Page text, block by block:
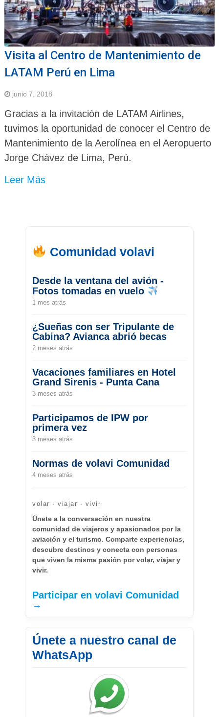
Visita al Centro de Mantenimiento de
LATAM Perú en Lima
junio 7, 2018
Gracias a la invitación de LATAM Airlines,
tuvimos la oportunidad de conocer el Centro de
Mantenimiento de la Aerolínea en el Aeropuerto
Jorge Chávez de Lima, Perú.
Leer Más
Comunidad volavi
Desde la ventana del avión -
Fotos tomadas en vuelo
1 mes atrás
¿Sueñas con ser Tripulante de
Cabina? Avianca abrió becas
2 meses atrás
Vacaciones familiares en Hotel
Grand Sirenis - Punta Cana
3 meses atrás
Participamos de IPW por
primera vez
3 meses atrás
Normas de volavi Comunidad
4 meses atrás
volar · viajar · vivir
Únete a la conversación en nuestra
comunidad de viajeros y apasionados por la
aviación y el turismo. Comparte experiencias,
descubre destinos y conecta con personas
que viven la misma pasión por volar, viajar y
vivir.
Participar en volavi Comunidad
→
Únete a nuestro canal de
WhatsApp